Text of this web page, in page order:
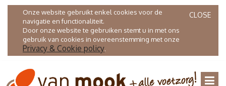
CLOSE
Onze website gebruikt enkel cookies voor de
navigatie en functionaliteit.
Door onze website te gebruiken stemt u in met ons
gebruik van cookies in overeenstemming met onze
Privacy & Cookie policy.